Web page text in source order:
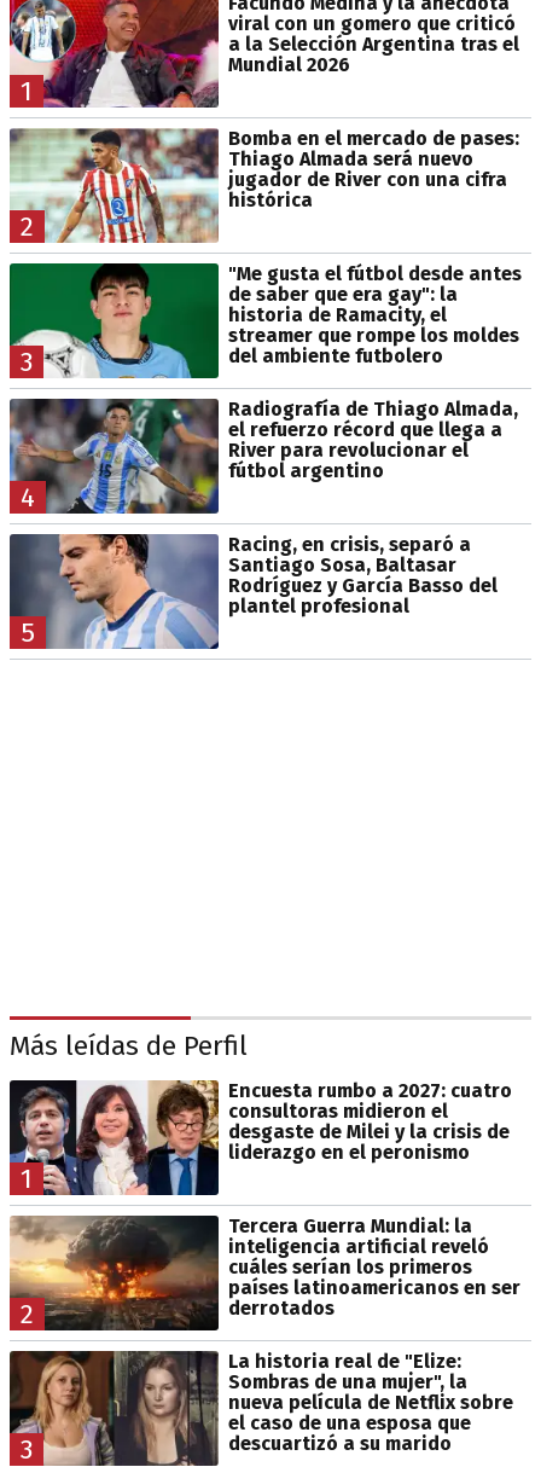
1
viral con un gomero que criticó
a la Selección Argentina tras el
Mundial 2026
2
Bomba en el mercado de pases:
Thiago Almada será nuevo
jugador de River con una cifra
histórica
3
"Me gusta el fútbol desde antes
de saber que era gay": la
historia de Ramacity, el
streamer que rompe los moldes
del ambiente futbolero
4
Radiografía de Thiago Almada,
el refuerzo récord que llega a
River para revolucionar el
fútbol argentino
5
Racing, en crisis, separó a
Santiago Sosa, Baltasar
Rodríguez y García Basso del
plantel profesional
Más leídas de Perfil
1
Encuesta rumbo a 2027: cuatro
consultoras midieron el
desgaste de Milei y la crisis de
liderazgo en el peronismo
2
Tercera Guerra Mundial: la
inteligencia artificial reveló
cuáles serían los primeros
países latinoamericanos en ser
derrotados
3
La historia real de "Elize:
Sombras de una mujer", la
nueva película de Netflix sobre
el caso de una esposa que
descuartizó a su marido